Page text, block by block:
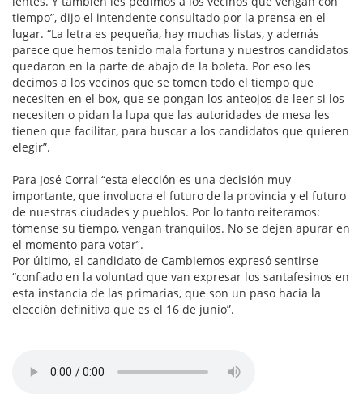
tiempo”, dijo el intendente consultado por la prensa en el
lugar. “La letra es pequeña, hay muchas listas, y además
parece que hemos tenido mala fortuna y nuestros candidatos
quedaron en la parte de abajo de la boleta. Por eso les
decimos a los vecinos que se tomen todo el tiempo que
necesiten en el box, que se pongan los anteojos de leer si los
necesiten o pidan la lupa que las autoridades de mesa les
tienen que facilitar, para buscar a los candidatos que quieren
elegir”.
Para José Corral “esta elección es una decisión muy
importante, que involucra el futuro de la provincia y el futuro
de nuestras ciudades y pueblos. Por lo tanto reiteramos:
tómense su tiempo, vengan tranquilos. No se dejen apurar en
el momento para votar”.
Por último, el candidato de Cambiemos expresó sentirse
“confiado en la voluntad que van expresar los santafesinos en
esta instancia de las primarias, que son un paso hacia la
elección definitiva que es el 16 de junio”.